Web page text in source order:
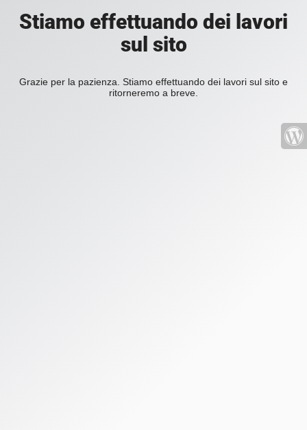
Stiamo effettuando dei lavori
sul sito
Grazie per la pazienza. Stiamo effettuando dei lavori sul sito e
ritorneremo a breve.